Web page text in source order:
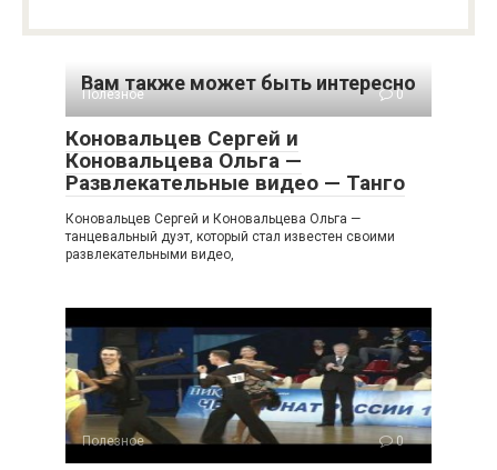
Вам также может быть интересно
Полезное 0
Коновальцев Сергей и
Коновальцева Ольга —
Развлекательные видео — Танго
Коновальцев Сергей и Коновальцева Ольга —
танцевальный дуэт, который стал известен своими
развлекательными видео,
Полезное 0